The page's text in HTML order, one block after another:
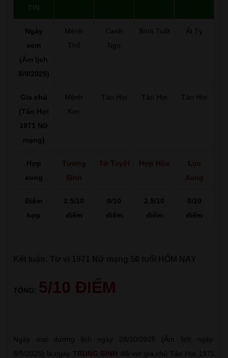
TIN
Ngày
xem
(Âm lịch
8/9/2025)
Mệnh
Thổ
Canh
Ngọ
Bính Tuất Ất Tỵ
Gia chủ
(Tân Hợi
1971 Nữ
mạng)
Mệnh
Kim
Tân Hợi Tân Hợi Tân Hợi
Hợp
xung
Tương
Sinh
Tứ Tuyệt Hợp Hòa
Lục
Xung
Điểm
hợp
2.5/10
điểm
0/10
điểm
2.5/10
điểm
0/10
điểm
TỔNG: 5/10 ĐIỂM
Ngày mai dương lịch ngày 28/10/2025 (Âm lịch ngày:
8/9/2025) là ngày TRUNG BÌNH đối với gia chủ Tân Hợi 1971